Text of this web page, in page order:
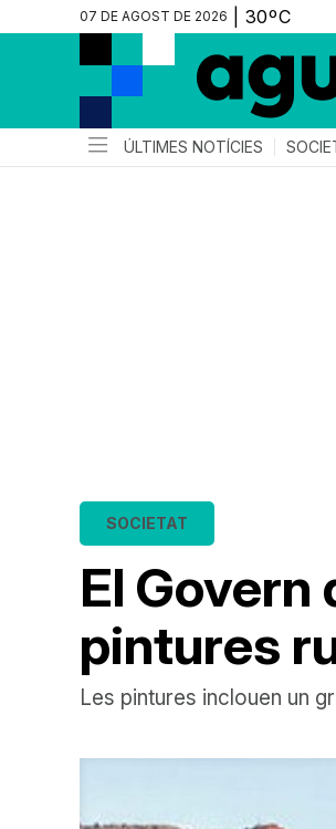
07 DE AGOST DE 2026
ÚLTIMES NOTÍCIES
El
pintures
SOCIETAT
Les pintures inclouen un